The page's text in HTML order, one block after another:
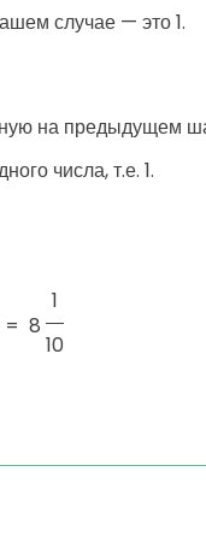
случае — это 1.
на предыдущем
числа, т.е. 1.
= 8
1
10